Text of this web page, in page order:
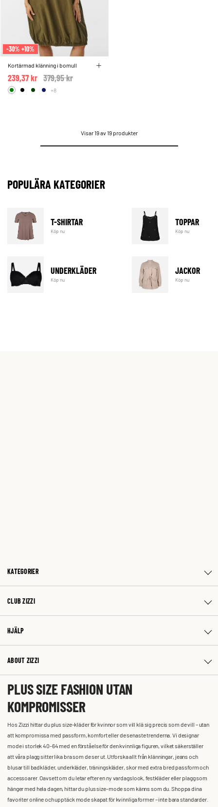
-30% +10%
Kortärmad klänning i bomull
Price reduced from
379,95 kr
239,37 kr
+8
Visar 19 av 19 produkter
POPULÄRA KATEGORIER
T-SHIRTAR
Köp nu
TOPPAR
Köp nu
UNDERKLÄDER
Köp nu
JACKOR
Köp nu
KATEGORIER
CLUB ZIZZI
HJÄLP
ABOUT ZIZZI
PLUS SIZE FASHION UTAN
KOMPROMISSER
Hos Zizzi hittar du plus size-kläder för kvinnor som vill klä sig precis som de vill – utan
att kompromissa med passform, komfort eller de senaste trenderna. Vi designar
mode i storlek 40-64 med en förståelse för den kvinnliga figuren, vilket säkerställer
att våra plagg sitter lika bra som de ser ut. Utforska allt från klänningar, jeans och
blusar till badkläder, underkläder, träningskläder, skor med extra bred passform och
accessoarer. Oavsett om du letar efter en ny vardagslook, festkläder eller plagg som
hänger med hela dagen, hittar du plus size-mode som känns som du. Shoppa dina
favoriter online och upptäck mode skapat för kvinnliga former – inte bara standarder.